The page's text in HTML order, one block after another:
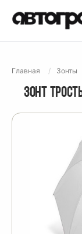
Главная Зонты
ЗОНТ